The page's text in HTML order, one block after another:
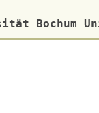
Bochum